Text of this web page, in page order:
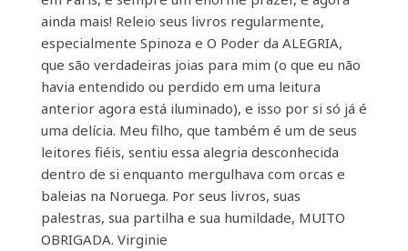
ainda mais! Releio seus livros regularmente,
especialmente Spinoza e O Poder da ALEGRIA,
que são verdadeiras joias para mim (o que eu não
havia entendido ou perdido em uma leitura
anterior agora está iluminado), e isso por si só já é
uma delícia. Meu filho, que também é um de seus
leitores fiéis, sentiu essa alegria desconhecida
dentro de si enquanto mergulhava com orcas e
baleias na Noruega. Por seus livros, suas
palestras, sua partilha e sua humildade, MUITO
OBRIGADA. Virginie